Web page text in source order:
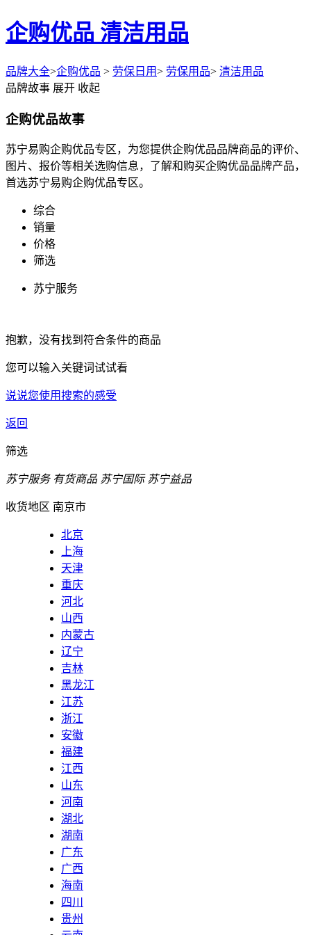
企购优品 清洁用品
品牌大全>企购优品 > 劳保日用> 劳保用品> 清洁用品
品牌故事 展开 收起
企购优品故事
苏宁易购企购优品专区，为您提供企购优品品牌商品的评价、
图片、报价等相关选购信息，了解和购买企购优品品牌产品，
首选苏宁易购企购优品专区。
综合
销量
价格
筛选
苏宁服务
抱歉，没有找到符合条件的商品
您可以输入关键词试试看
说说您使用搜索的感受
返回
筛选
苏宁服务 有货商品 苏宁国际 苏宁益品
收货地区 南京市
北京
上海
天津
重庆
河北
山西
内蒙古
辽宁
吉林
黑龙江
江苏
浙江
安徽
福建
江西
山东
河南
湖北
湖南
广东
广西
海南
四川
贵州